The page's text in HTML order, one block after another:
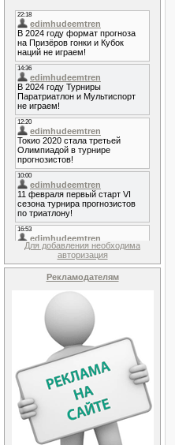
Для добавления необходима
авторизация
Рекламодателям